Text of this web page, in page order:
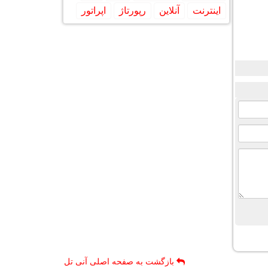
اینترنت
آنلاین رپورتاژ اپراتور
بازگشت به صفحه اصلی آنی تل